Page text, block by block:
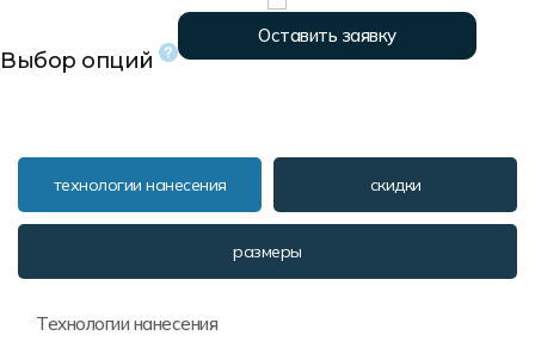
Выбор опций
Оставить заявку
технологии нанесения скидки
размеры
Технологии нанесения
Форма в наличии
Распродажа
Реквизиты
Система скидок и наценок
Пользовательское соглашение